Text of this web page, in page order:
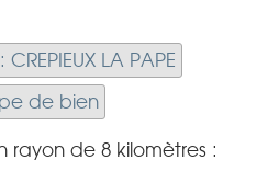
LA PAPE
de bien
rayon de 8 kilomètres :